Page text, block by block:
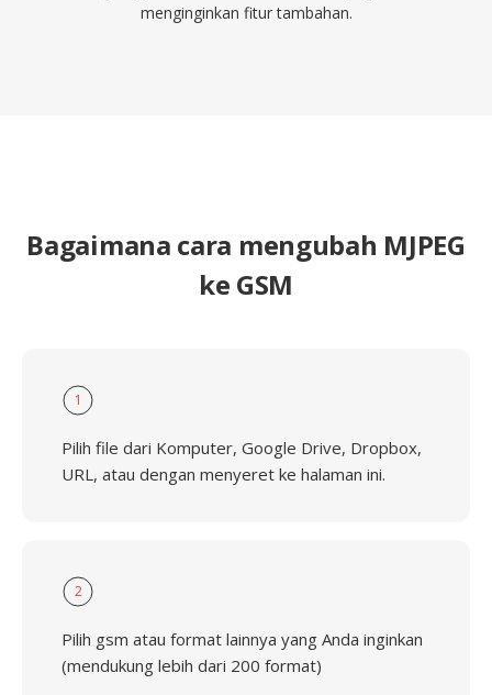
menginginkan fitur tambahan.
Bagaimana cara mengubah MJPEG
ke GSM
1
Pilih file dari Komputer, Google Drive, Dropbox,
URL, atau dengan menyeret ke halaman ini.
2
Pilih gsm atau format lainnya yang Anda inginkan
(mendukung lebih dari 200 format)